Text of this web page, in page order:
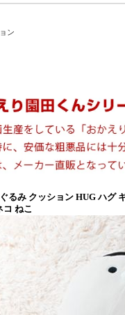
ン
るみ クッション HUG ハグ
コ ねこ